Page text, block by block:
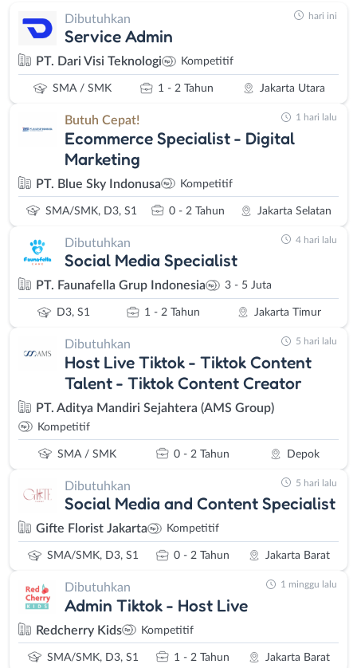
Dibutuhkan
Service Admin
PT. Dari Visi Teknologi Kompetitif
SMA / SMK 1 - 2 Tahun Jakarta Utara
hari ini
Butuh Cepat!
Ecommerce Specialist - Digital
Marketing
PT. Blue Sky Indonusa Kompetitif
SMA/SMK, D3, S1 0 - 2 Tahun Jakarta Selatan
1 hari lalu
Dibutuhkan
Social Media Specialist
PT. Faunafella Grup Indonesia 3 - 5 Juta
D3, S1 1 - 2 Tahun Jakarta Timur
4 hari lalu
Dibutuhkan
Host Live Tiktok - Tiktok Content
Talent - Tiktok Content Creator
PT. Aditya Mandiri Sejahtera (AMS Group)
Kompetitif
SMA / SMK 0 - 2 Tahun Depok
5 hari lalu
Dibutuhkan
Social Media and Content Specialist
Gifte Florist Jakarta Kompetitif
SMA/SMK, D3, S1 0 - 2 Tahun Jakarta Barat
5 hari lalu
Dibutuhkan
Admin Tiktok - Host Live
Redcherry Kids Kompetitif
SMA/SMK, D3, S1 1 - 2 Tahun Jakarta Barat
1 minggu lalu